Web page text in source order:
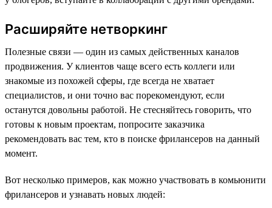
Расширяйте нетворкинг
Полезные связи — один из самых действенных каналов
продвижения. У клиентов чаще всего есть коллеги или
знакомые из похожей сферы, где всегда не хватает
специалистов, и они точно вас порекомендуют, если
останутся довольны работой. Не стесняйтесь говорить, что
готовы к новым проектам, попросите заказчика
рекомендовать вас тем, кто в поиске фрилансеров на данный
момент.
Вот несколько примеров, как можно участвовать в комьюнити
фрилансеров и узнавать новых людей: